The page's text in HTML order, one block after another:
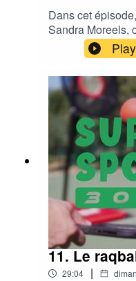
Dans cet
Sandra Moreels,
monde de
https://
discord : https://
Funky Sundays
Play
11. Le
29:04 |